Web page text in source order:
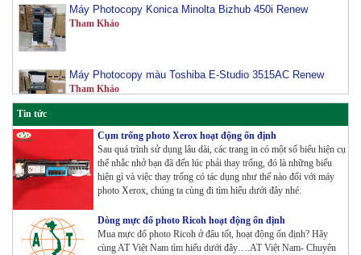
Tham Khảo
Tham Khảo
Máy Photocopy Konica Minolta Bizhub 360i Renew
Tham Khảo
Máy Photocopy màu Toshiba E-Studio 4515AC Renew
Tin tức
Cụm trống photo Xerox hoạt động ổn định
Sau quá trình sử dụng lâu dài, các trang in có một số biểu hiện cụ
thể nhắc nhở bạn đã đến lúc phải thay trống, đó là những biểu
hiện gì và việc thay trống có tác dụng như thế nào đối với máy
photo Xerox, chúng ta cùng đi tìm hiểu dưới đây nhé.
Dòng mực đổ photo Ricoh hoạt động ổn định
Mua mực đổ photo Ricoh ở đâu tốt, hoạt động ổn định? Hãy
cùng AT Việt Nam tìm hiểu dưới đây….AT Việt Nam- Chuyên